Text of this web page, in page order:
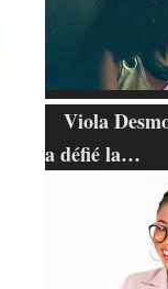
Viola
a défié la…